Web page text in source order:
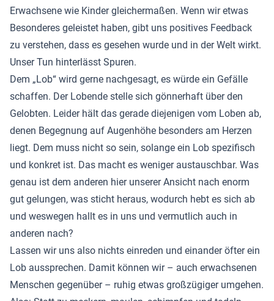
Erwachsene wie Kinder gleichermaßen. Wenn wir etwas
Besonderes geleistet haben, gibt uns positives Feedback
zu verstehen, dass es gesehen wurde und in der Welt wirkt.
Unser Tun hinterlässt Spuren.
Dem „Lob“ wird gerne nachgesagt, es würde ein Gefälle
schaffen. Der Lobende stelle sich gönnerhaft über den
Gelobten. Leider hält das gerade diejenigen vom Loben ab,
denen Begegnung auf Augenhöhe besonders am Herzen
liegt. Dem muss nicht so sein, solange ein Lob spezifisch
und konkret ist. Das macht es weniger austauschbar. Was
genau ist dem anderen hier unserer Ansicht nach enorm
gut gelungen, was sticht heraus, wodurch hebt es sich ab
und weswegen hallt es in uns und vermutlich auch in
anderen nach?
Lassen wir uns also nichts einreden und einander öfter ein
Lob aussprechen. Damit können wir – auch erwachsenen
Menschen gegenüber – ruhig etwas großzügiger umgehen.